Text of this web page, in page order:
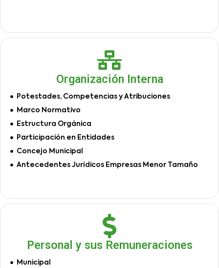
Organización Interna
Potestades, Competencias y Atribuciones
Marco Normativo
Estructura Orgánica
Participación en Entidades
Concejo Municipal
Antecedentes Jurídicos Empresas Menor Tamaño
Personal y sus Remuneraciones
Municipal